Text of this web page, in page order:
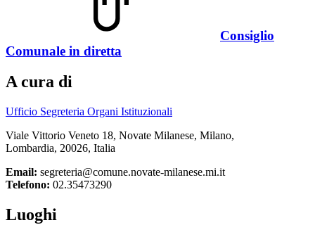
Consiglio
Comunale in diretta
A cura di
Ufficio Segreteria Organi Istituzionali
Viale Vittorio Veneto 18, Novate Milanese, Milano,
Lombardia, 20026, Italia
Email: segreteria@comune.novate-milanese.mi.it
Telefono: 02.35473290
Luoghi